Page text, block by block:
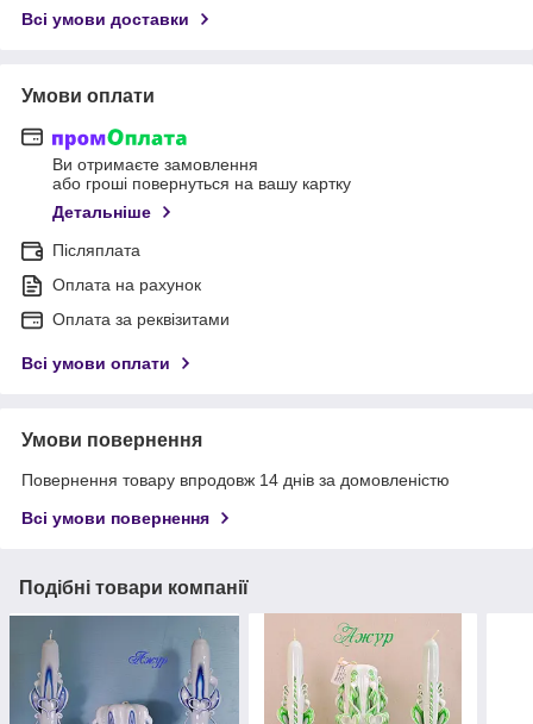
Всі умови доставки
Умови оплати
Ви отримаєте замовлення
або гроші повернуться на вашу картку
Детальніше
Післяплата
Оплата на рахунок
Оплата за реквізитами
Всі умови оплати
Умови повернення
Повернення товару впродовж 14 днів за домовленістю
Всі умови повернення
Подібні товари компанії